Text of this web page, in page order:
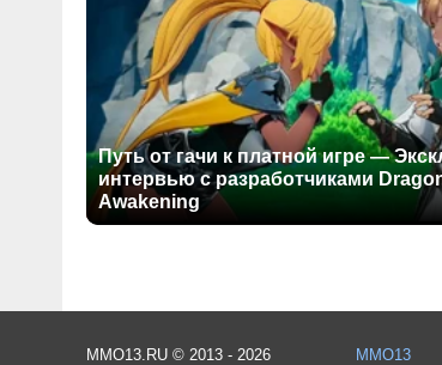
Путь от гачи к платной игре —
интервью с разработчиками
Awakening
MMO13.RU © 2013 - 2026 MMO13